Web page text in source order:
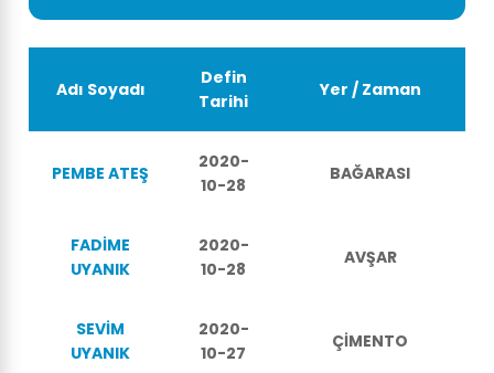
Adı Soyadı
Defin
Tarihi
Yer / Zaman
PEMBE ATEŞ
2020-
10-28
BAĞARASI
FADİME
UYANIK
2020-
10-28
AVŞAR
SEVİM
UYANIK
2020-
10-27
ÇİMENTO